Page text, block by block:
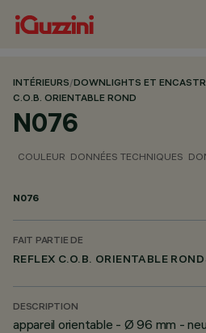
INTÉRIEURS/DOWNLIGHTS ET
C.O.B. ORIENTABLE ROND
N076
COULEUR DONNÉES TECHNIQUES
N076
FAIT PARTIE DE
REFLEX C.O.B. ORIENTABLE ROND
DESCRIPTION
appareil orientable - Ø 96 mm -